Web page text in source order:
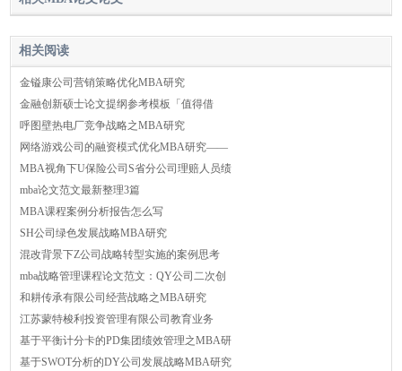
相关阅读
金镒康公司营销策略优化MBA研究
金融创新硕士论文提纲参考模板「值得借
呼图壁热电厂竞争战略之MBA研究
网络游戏公司的融资模式优化MBA研究——
MBA视角下U保险公司S省分公司理赔人员绩
mba论文范文最新整理3篇
MBA课程案例分析报告怎么写
SH公司绿色发展战略MBA研究
混改背景下Z公司战略转型实施的案例思考
mba战略管理课程论文范文：QY公司二次创
和耕传承有限公司经营战略之MBA研究
江苏蒙特梭利投资管理有限公司教育业务
基于平衡计分卡的PD集团绩效管理之MBA研
基于SWOT分析的DY公司发展战略MBA研究